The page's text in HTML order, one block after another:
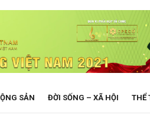
SẢN ĐỜI SỐNG – XÃ HỘI THỂ